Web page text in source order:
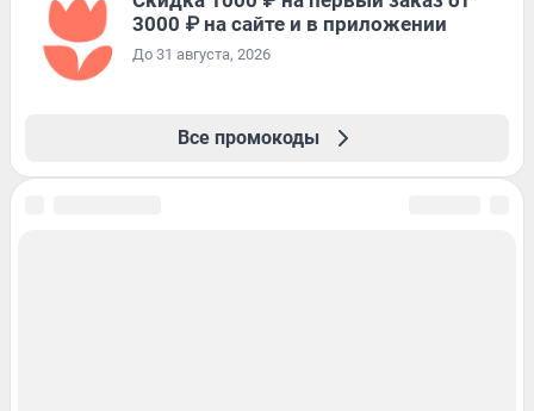
3000 ₽ на сайте и в приложении
До 31 августа, 2026
Все промокоды